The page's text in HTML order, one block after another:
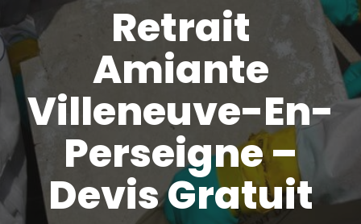
Retrait
Amiante
Villeneuve-En-
Perseigne –
Devis Gratuit